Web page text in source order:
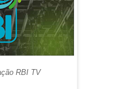
RBI TV